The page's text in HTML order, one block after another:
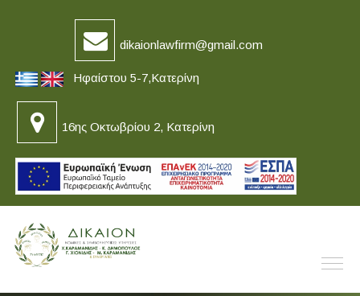
dikaionlawfirm@gmail.com
Ηφαίστου 5-7,Κατερίνη
16ης Οκτωβρίου 2, Κατερίνη